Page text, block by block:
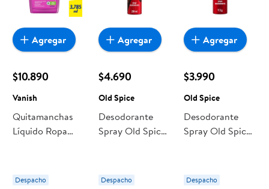
$10.890
Vanish
Quitamanchas
Líquido Ropa
Despacho
Agregar
$4.690
Old Spice
Desodorante
Spray Old Spice
Despacho
Agregar
$3.990
Old Spice
Desodorante
Spray Old Spice
Hombre
Despacho
Agregar